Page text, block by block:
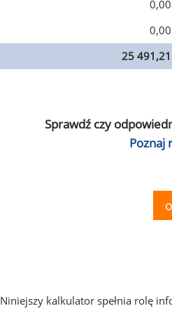
25
Sprawdź czy
Poznaj
Niniejszy kalkulator spełnia rolę